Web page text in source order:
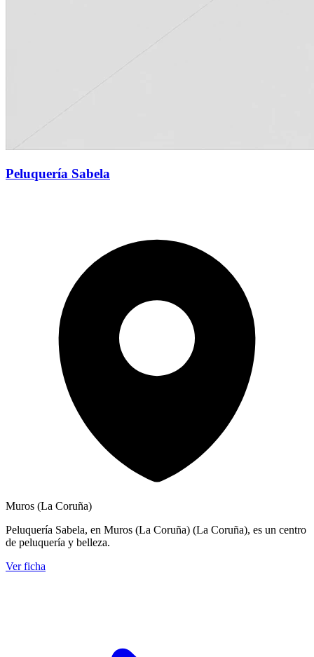
Peluquería Sabela
Muros (La Coruña)
Peluquería Sabela, en Muros (La Coruña) (La Coruña), es un centro
de peluquería y belleza.
Ver ficha